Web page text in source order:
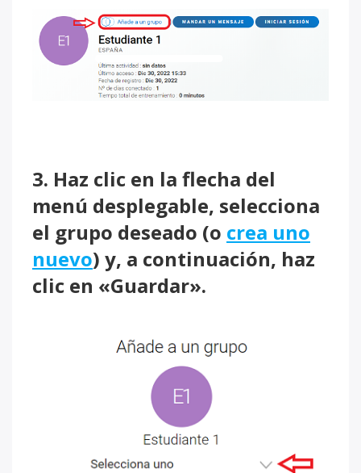
3. Haz clic en la flecha del
menú desplegable, selecciona
el grupo deseado (o crea uno
nuevo) y, a continuación, haz
clic en «Guardar».